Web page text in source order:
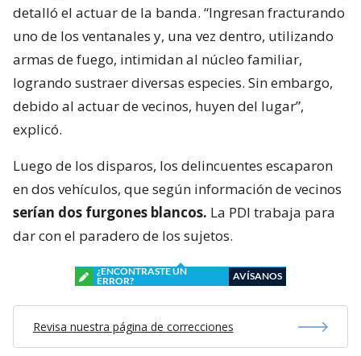
detalló el actuar de la banda. “Ingresan fracturando
uno de los ventanales y, una vez dentro, utilizando
armas de fuego, intimidan al núcleo familiar,
logrando sustraer diversas especies. Sin embargo,
debido al actuar de vecinos, huyen del lugar”,
explicó.
Luego de los disparos, los delincuentes escaparon
en dos vehículos, que según información de vecinos
serían dos furgones blancos. La PDI trabaja para
dar con el paradero de los sujetos.
¿ENCONTRASTE UN
ERROR?
AVÍSANOS
Revisa nuestra página de correcciones